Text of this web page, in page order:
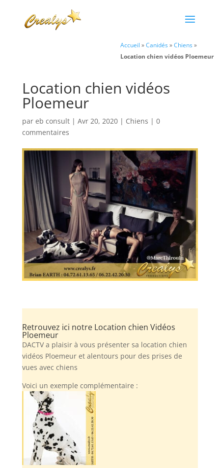
Accueil »Canidés»Chiens»
Location chien vidéos Ploemeur
Location chien vidéos
Ploemeur
par eb consult| Avr 20, 2020| Chiens | 0
commentaires
Retrouvez ici notre Location chien Vidéos
Ploemeur
DACTV a plaisir à vous présenter sa location chien
vidéos Ploemeur et alentours pour des prises de
vues avec chiens
Voici un exemple complémentaire :